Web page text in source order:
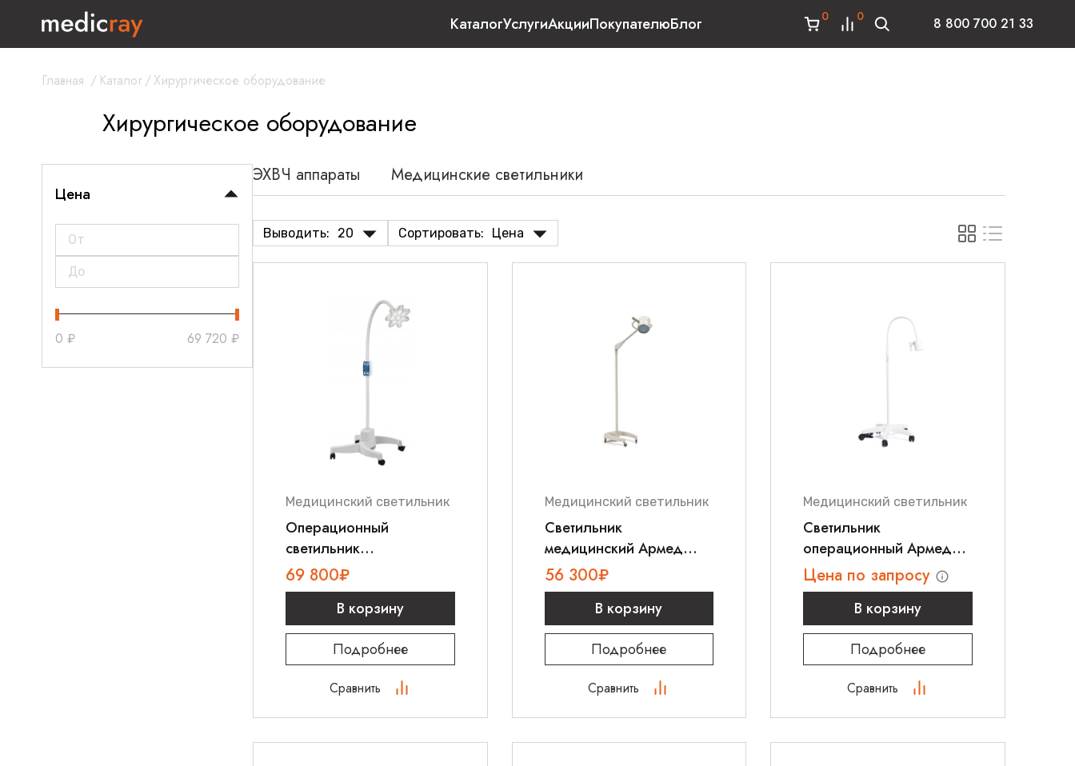
КаталогУслугиАкцииПокупателюБлог 0 0 8 800 700 21 33
Главная / Каталог/Хирургическое оборудование
Хирургическое оборудование
Цена
0 ₽ 69 720 ₽
ЭХВЧ аппараты Медицинские светильники
Выводить: 20 Сортировать: Цена
Медицинский светильник
Операционный
светильник
передвижной ЭМАЛЕД
100П
69 800₽
В корзину
Подробнее
Сравнить
Медицинский светильник
Светильник
медицинский Армед
СД-200
56 300₽
В корзину
Подробнее
Сравнить
Медицинский светильник
Светильник
операционный Армед
LD-2-LED (передвижной)
Цена по запросу
В корзину
Подробнее
Сравнить